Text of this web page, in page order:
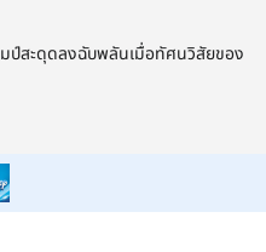
ป์สะดุดลงฉับพลันเมื่อทัศนวิสัยของ